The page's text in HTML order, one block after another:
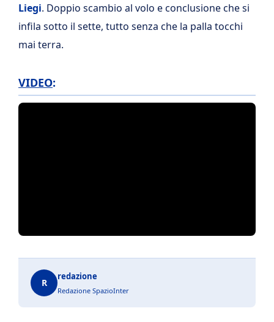
Liegi. Doppio scambio al volo e conclusione che si
infila sotto il sette, tutto senza che la palla tocchi
mai terra.
VIDEO:
R
redazione
Redazione SpazioInter